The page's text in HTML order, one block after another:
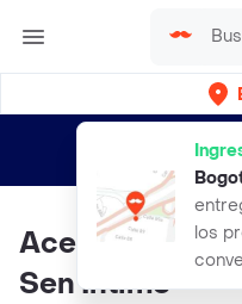
los
envíos
Aceite
Sen Intimo